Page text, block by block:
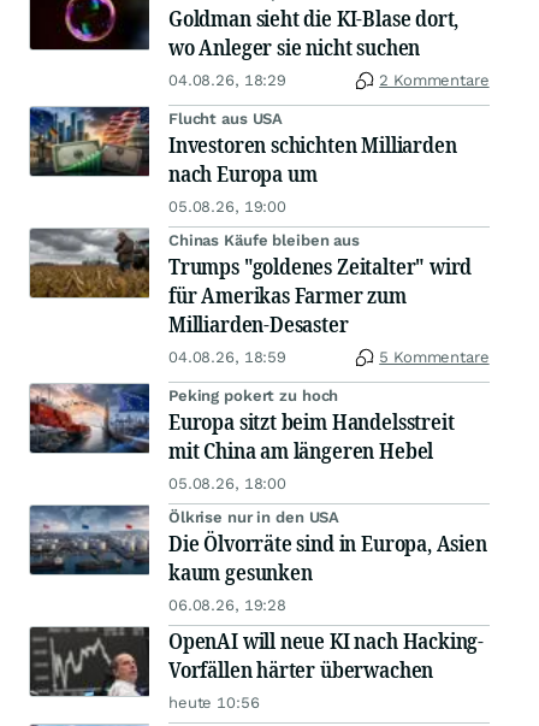
Goldman sieht die KI-Blase dort,
wo Anleger sie nicht suchen
04.08.26, 18:29 2 Kommentare
Flucht aus USA
Investoren schichten Milliarden
nach Europa um
05.08.26, 19:00
Chinas Käufe bleiben aus
Trumps "goldenes Zeitalter" wird
für Amerikas Farmer zum
Milliarden-Desaster
04.08.26, 18:59 5 Kommentare
Peking pokert zu hoch
Europa sitzt beim Handelsstreit
mit China am längeren Hebel
05.08.26, 18:00
Ölkrise nur in den USA
Die Ölvorräte sind in Europa, Asien
kaum gesunken
06.08.26, 19:28
OpenAI will neue KI nach Hacking-
Vorfällen härter überwachen
heute 10:56